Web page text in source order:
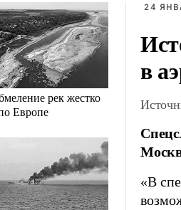
рек жестко
Европе
24
в
«В